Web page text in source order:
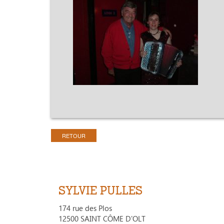
RETOUR
SYLVIE PULLES
174 rue des Plos
12500 SAINT CÔME D'OLT